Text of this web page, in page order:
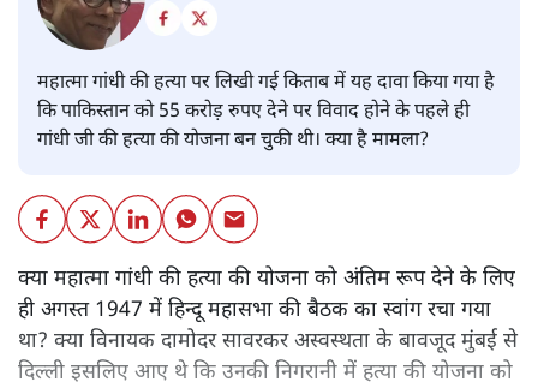
महात्मा गांधी की हत्या पर लिखी गई किताब में यह दावा किया गया है
कि पाकिस्तान को 55 करोड़ रुपए देने पर विवाद होने के पहले ही
गांधी जी की हत्या की योजना बन चुकी थी। क्या है मामला?
क्या महात्मा गांधी की हत्या की योजना को अंतिम रूप देने के लिए
ही अगस्त 1947 में हिन्दू महासभा की बैठक का स्वांग रचा गया
था? क्या विनायक दामोदर सावरकर अस्वस्थता के बावजूद मुंबई से
दिल्ली इसलिए आए थे कि उनकी निगरानी में हत्या की योजना को